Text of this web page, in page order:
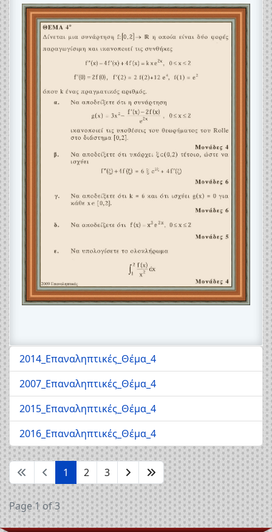
2014_Επαναληπτικές_Θέμα_4
2007_Επαναληπτικές_Θέμα_4
2015_Επαναληπτικές_Θέμα_4
2016_Επαναληπτικές_Θέμα_4
1 2 3
Page 1 of 3